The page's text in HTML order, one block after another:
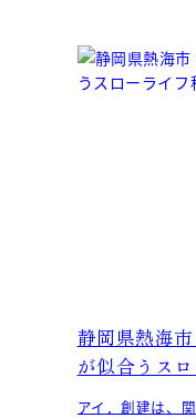
静岡県熱海
が似合うス
アイ．創建は、